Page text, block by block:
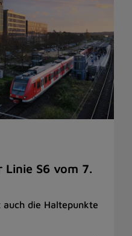
Linie S6 vom 7.
die Haltepunkte